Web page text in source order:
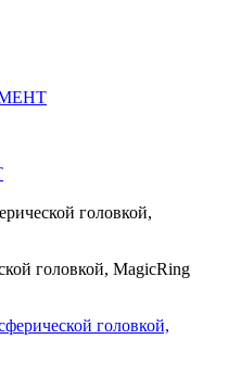
головкой,
головкой, MagicRing